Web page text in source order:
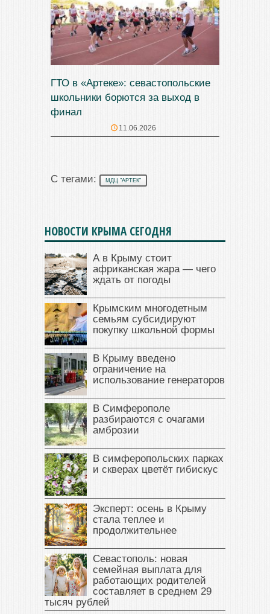
ГТО в «Артеке»: севастопольские
школьники борются за выход в
финал
11.06.2026
С тегами: МДЦ "АРТЕК"
НОВОСТИ КРЫМА СЕГОДНЯ
А в Крыму стоит
африканская жара — чего
ждать от погоды
Крымским многодетным
семьям субсидируют
покупку школьной формы
В Крыму введено
ограничение на
использование генераторов
В Симферополе
разбираются с очагами
амброзии
В симферопольских парках
и скверах цветёт гибискус
Эксперт: осень в Крыму
стала теплее и
продолжительнее
Севастополь: новая
семейная выплата для
работающих родителей
составляет в среднем 29
тысяч рублей